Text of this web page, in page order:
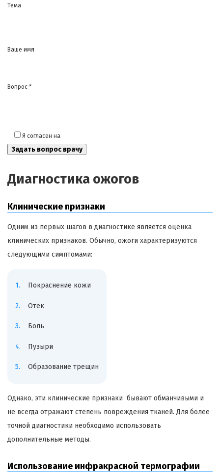
Тема
Ваше имя
Вопрос *
Я согласен на
Диагностика ожогов
Клинические признаки
Одним из первых шагов в диагностике является оценка
клинических признаков. Обычно, ожоги характеризуются
следующими симптомами:
Покраснение кожи
Отёк
Боль
Пузыри
Образование трещин
Однако, эти клинические признаки бывают обманчивыми и
не всегда отражают степень повреждения тканей. Для более
точной диагностики необходимо использовать
дополнительные методы.
Использование инфракрасной термографии